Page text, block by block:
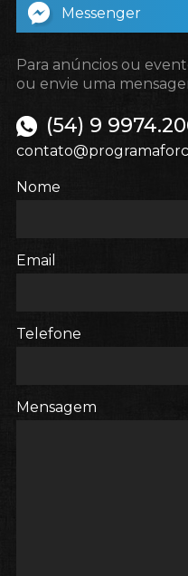
Messenger
Para anúncios ou
ou envie uma
(54) 9
Nome
Email
Telefone
Mensagem